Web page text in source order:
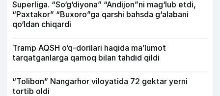
Superliga. “So‘g‘diyona” “Andijon”ni mag‘lub etdi,
“Paxtakor” “Buxoro”ga qarshi bahsda g‘alabani
qo‘ldan chiqardi
Tramp AQSH o‘q-dorilari haqida ma’lumot
tarqatganlarga qamoq bilan tahdid qildi
“Tolibon” Nangarhor viloyatida 72 gektar yerni
tortib oldi